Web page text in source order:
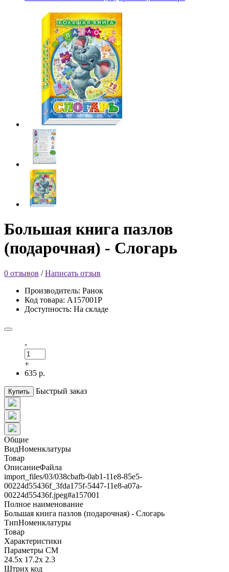
Большая книга пазлов
(подарочная) - Слогарь
0 отзывов /Написать отзыв
Производитель: Ранок
Код товара: А157001Р
Доступность: На складе
-
+
635 р.
Купить Быстрый заказ
Общие
ВидНоменклатуры
Товар
ОписаниеФайла
import_files/03/038cbafb-0ab1-11e8-85e5-
00224d55436f_3fda175f-5447-11e8-a07a-
00224d55436f.jpeg#а157001
Полное наименование
Большая книга пазлов (подарочная) - Слогарь
ТипНоменклатуры
Товар
Характеристики
Параметры СМ
24.5x 17.2x 2.3
Штрих код